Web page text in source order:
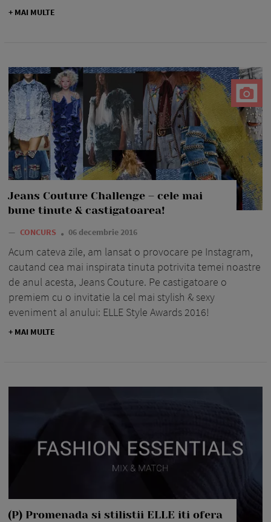
+ MAI MULTE
Jeans Couture Challenge – cele mai
bune tinute & castigatoarea!
— CONCURS 06 decembrie 2016
Acum cateva zile, am lansat o provocare pe Instagram,
cautand cea mai inspirata tinuta potrivita temei noastre
de anul acesta, Jeans Couture. Pe castigatoare o
premiem cu o invitatie la cel mai stylish & sexy
eveniment al anului: ELLE Style Awards 2016!
+ MAI MULTE
(P) Promenada si stilistii ELLE iti ofera